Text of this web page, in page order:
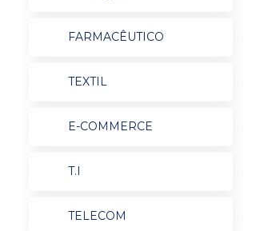
FARMACÊUTICO
TEXTIL
E-COMMERCE
T.I
TELECOM